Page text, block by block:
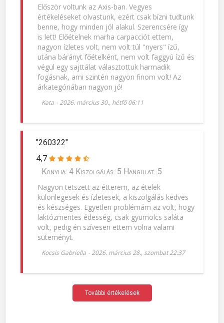
Először voltunk az Axis-ban. Vegyes
értékeléseket olvastunk, ezért csak bízni tudtunk
benne, hogy minden jól alakul. Szerencsére így
is lett! Előételnek marha carpacciót ettem,
nagyon ízletes volt, nem volt túl "nyers" ízű,
utána bárányt főételként, nem volt faggyú ízű és
végül egy sajttálat választottuk harmadik
fogásnak, ami szintén nagyon finom volt! Az
árkategóriában nagyon jó!
Kata -2026. március 30., hétfő 06:11
"260322"
4,7
Konyha: 4 Kiszolgálás: 5 Hangulat: 5
Nagyon tetszett az étterem, az ételek
különlegesek és ízletesek, a kiszolgálás kedves
és készséges. Egyetlen problémám az volt, hogy
laktózmentes édesség, csak gyümölcs saláta
volt, pedig én szívesen ettem volna valami
süteményt.
Kocsis Gabriella -2026. március 28., szombat 22:37
További értékelések